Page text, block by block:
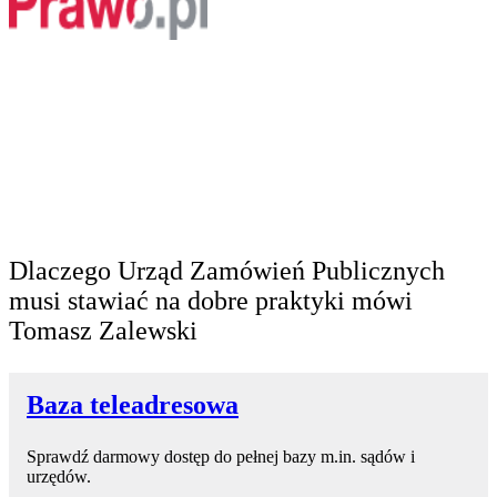
Dlaczego Urząd Zamówień Publicznych
musi stawiać na dobre praktyki mówi
Tomasz Zalewski
Baza teleadresowa
Sprawdź darmowy dostęp do pełnej bazy m.in. sądów i
urzędów.